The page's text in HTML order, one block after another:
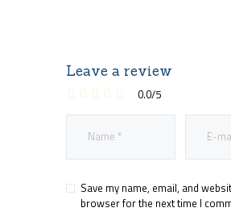
Leave a review
0.0/5
Save my name, email, and
browser for the next time I